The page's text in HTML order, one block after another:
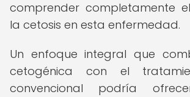
comprender completamente
la cetosis en esta enfermedad.
Un enfoque integral que
cetogénica con el
convencional podría